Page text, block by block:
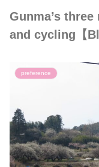
Gunma’s
and cycling【
preference